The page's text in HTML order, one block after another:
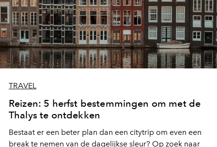
TRAVEL
Reizen: 5 herfst bestemmingen om met de
Thalys te ontdekken
Bestaat er een beter plan dan een citytrip om even een
break te nemen van de dagelijkse sleur? Op zoek naar